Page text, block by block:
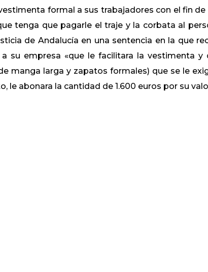
formal a sus trabajadores con el fin de
tenga que pagarle el traje y la corbata al
de Andalucía en una sentencia en la que
su empresa «que le facilitara la vestimenta y
manga larga y zapatos formales) que se le
le abonara la cantidad de 1.600 euros por su